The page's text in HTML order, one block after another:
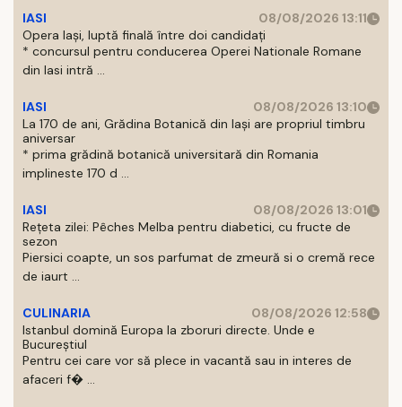
IASI
08/08/2026 13:11
Opera Iași, luptă finală între doi candidați
* concursul pentru conducerea Operei Nationale Romane
din Iasi intră ...
IASI
08/08/2026 13:10
La 170 de ani, Grădina Botanică din Iași are propriul timbru
aniversar
* prima grădină botanică universitară din Romania
implineste 170 d ...
IASI
08/08/2026 13:01
Rețeta zilei: Pêches Melba pentru diabetici, cu fructe de
sezon
Piersici coapte, un sos parfumat de zmeură si o cremă rece
de iaurt ...
CULINARIA
08/08/2026 12:58
Istanbul domină Europa la zboruri directe. Unde e
Bucureștiul
Pentru cei care vor să plece in vacantă sau in interes de
afaceri f� ...